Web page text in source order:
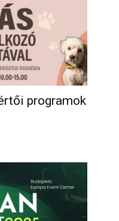
programok